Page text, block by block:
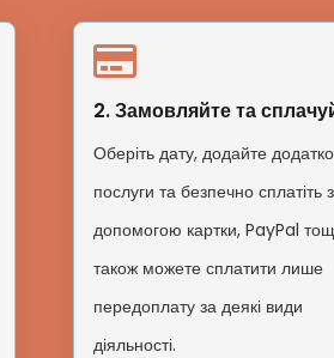
2. Замовляйте та
Оберіть дату, додайте
послуги та безпечно сплатіть
допомогою картки, PayPal
також можете сплатити лише
передоплату за деякі види
діяльності.